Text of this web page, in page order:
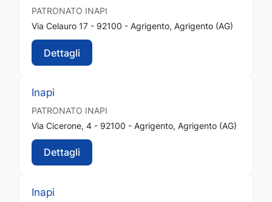
PATRONATO INAPI
Via Celauro 17 - 92100 - Agrigento, Agrigento (AG)
Dettagli
Inapi
PATRONATO INAPI
Via Cicerone, 4 - 92100 - Agrigento, Agrigento (AG)
Dettagli
Inapi